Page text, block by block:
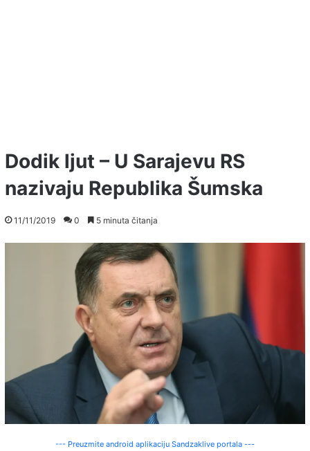
Dodik ljut – U Sarajevu RS
nazivaju Republika Šumska
11/11/2019 0 5 minuta čitanja
--- Preuzmite android aplikaciju Sandzaklive portala ---